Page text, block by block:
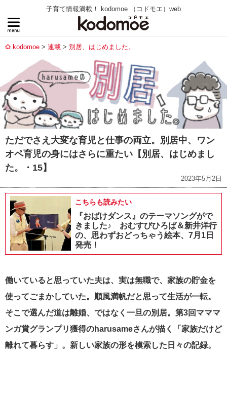
子育て情報満載！ kodomoe （コドモエ）web
kodomoe 連載 別居、はじめました。
ただでさえ大変な育児と仕事の両立。別居中、ワン
オペ育児の身にはさらに重たい【別居、はじめまし
た。・15】
2023年5月2日
こちらも読みたい
『おばけダンス』のテーマソングがで
きました♪ おむすびひろば＆新井洋行
の、思わずおどっちゃう絵本、7月1日
発売！
働いていると思っていた夫は、実は無職で、家族の貯金を
使ってごまかしていた。順風満帆だと思って生活が一転。
そこで選んだ道は離婚、ではなく一旦の別居。第3回マママ
ンガ賞グランプリ獲得のharusameさんが描く「家族だけど
離れて暮らす」。新しい家族の形を模索した日々の記録。